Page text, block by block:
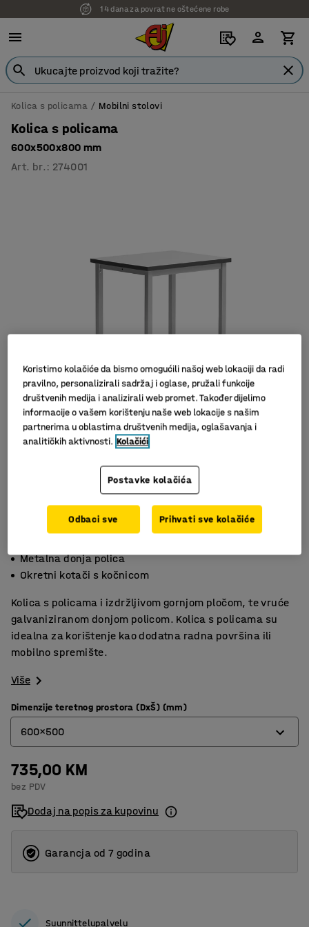
14 dana za povrat ne oštećene robe
Kolica s policama Mobilni stolovi
Kolica s policama
600x500x800 mm
Art. br. : 274001
Metalna donja polica
Okretni kotači s kočnicom
Kolica s policama i izdržljivom gornjom pločom, te vruće
galvaniziranom donjom policom. Kolica s policama su
idealna za korištenje kao dodatna radna površina ili
mobilno spremište.
Više
Dimenzije teretnog prostora (DxŠ) (mm)
600x500
600x500
800x600
735,00 KM
bez PDV
Dodaj na popis za kupovinu
Garancja od 7 godina
Suunnittelupalvelu
Koristimo kolačiće da bismo omogućili našoj web lokaciji da radi
pravilno, personalizirali sadržaj i oglase, pružali funkcije
društvenih medija i analizirali web promet. Također dijelimo
informacije o vašem korištenju naše web lokacije s našim
partnerima u oblastima društvenih medija, oglašavanja i
analitičkih aktivnosti. Kolačići
Postavke kolačića
Odbaci sve Prihvati sve kolačiće